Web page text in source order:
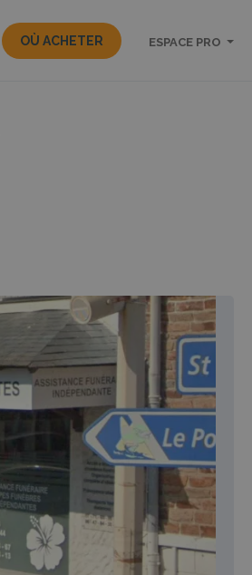
OÙ ACHETER ESPACE PRO